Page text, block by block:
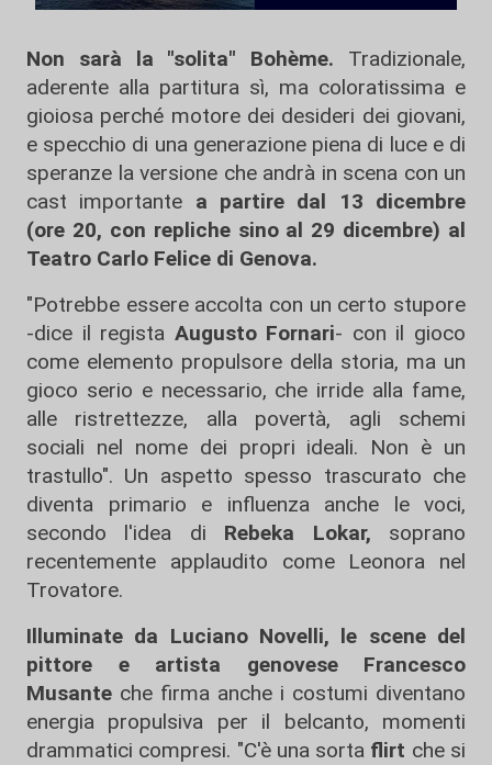
Non sarà la "solita" Bohème. Tradizionale,
aderente alla partitura sì, ma coloratissima e
gioiosa perché motore dei desideri dei giovani,
e specchio di una generazione piena di luce e di
speranze la versione che andrà in scena con un
cast importante a partire dal 13 dicembre
(ore 20, con repliche sino al 29 dicembre) al
Teatro Carlo Felice di Genova.
"Potrebbe essere accolta con un certo stupore
-dice il regista Augusto Fornari- con il gioco
come elemento propulsore della storia, ma un
gioco serio e necessario, che irride alla fame,
alle ristrettezze, alla povertà, agli schemi
sociali nel nome dei propri ideali. Non è un
trastullo". Un aspetto spesso trascurato che
diventa primario e influenza anche le voci,
secondo l'idea di Rebeka Lokar, soprano
recentemente applaudito come Leonora nel
Trovatore.
Illuminate da Luciano Novelli, le scene del
pittore e artista genovese Francesco
Musante che firma anche i costumi diventano
energia propulsiva per il belcanto, momenti
drammatici compresi. "C'è una sorta flirt che si